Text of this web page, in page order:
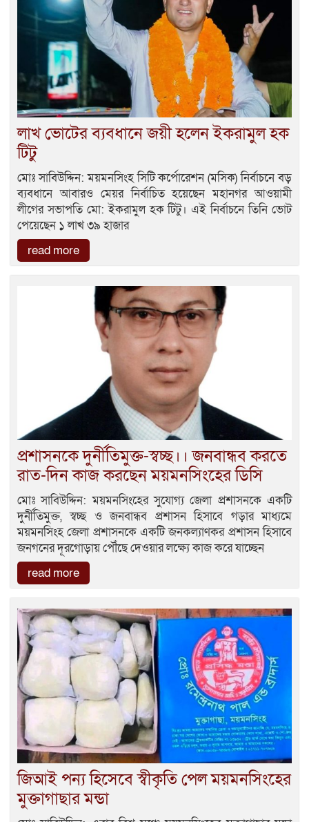
লাখ ভোটের ব্যবধানে জয়ী হলেন ইকরামুল হক
টিটু
মোঃ সাবিউদ্দিন: ময়মনসিংহ সিটি কর্পোরেশন (মসিক) নির্বাচনে বড়
ব্যবধানে আবারও মেয়র নির্বাচিত হয়েছেন মহানগর আওয়ামী
লীগের সভাপতি মো: ইকরামুল হক টিটু। এই নির্বাচনে তিনি ভোট
পেয়েছেন ১ লাখ ৩৯ হাজার
read more
প্রশাসনকে দুর্নীতিমুক্ত-স্বচ্ছ।। জনবান্ধব করতে
রাত-দিন কাজ করছেন ময়মনসিংহের ডিসি
মোঃ সাবিউদ্দিন: ময়মনসিংহের সুযোগ্য জেলা প্রশাসনকে একটি
দুর্নীতিমুক্ত, স্বচ্ছ ও জনবান্ধব প্রশাসন হিসাবে গড়ার মাধ্যমে
ময়মনসিংহ জেলা প্রশাসনকে একটি জনকল্যাণকর প্রশাসন হিসাবে
জনগনের দূরগোড়ায় পৌঁছে দেওয়ার লক্ষ্যে কাজ করে যাচ্ছেন
read more
জিআই পন্য হিসেবে স্বীকৃতি পেল ময়মনসিংহের
মুক্তাগাছার মন্ডা